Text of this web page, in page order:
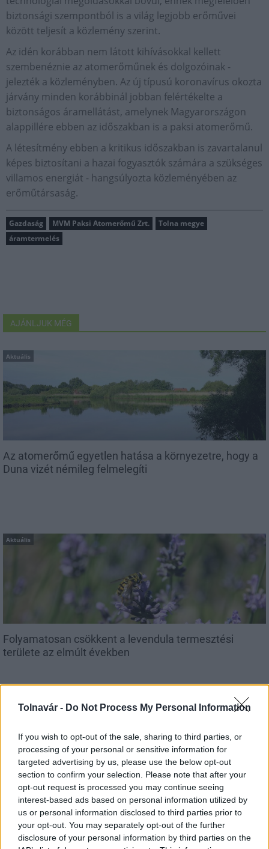
Tolnavár - Do Not Process My Personal Information
If you wish to opt-out of the sale, sharing to third parties, or
processing of your personal or sensitive information for
targeted advertising by us, please use the below opt-out
section to confirm your selection. Please note that after your
opt-out request is processed you may continue seeing
interest-based ads based on personal information utilized by
us or personal information disclosed to third parties prior to
your opt-out. You may separately opt-out of the further
disclosure of your personal information by third parties on the
biztonsági szempontból is a világ legjobb erőművei
között teljesít a közlemény szerint.
Az idén korábban nem látott kihívásokkal kellett
szembenéznie az atomerőműnek és dolgozóinak -
jelezték a közleményben. Az új típusú koronavírus okozta
járvány minden korábbinál jobban felértékelte a
biztonságos áramellátást, amelynek Magyarországon
alappillére ebben az időszakban is a paksi atomerőmű.
A létesítmény ebben a kritikus időszakban is zavartalanul
képes biztosítani a hazai fogyasztók számára a szükséges
villamos energiát - hangsúlyozta közleményében az
erőműtársaság.
Gazdaság MVM Paksi Atomerőmű Zrt.
Tolna megye
áramtermelés
AJÁNLJUK MÉG
Aktuális
Az atomerőmű egyetlen hatása a környezetre, hogy a
Duna vizét némileg felmelegíti
Aktuális
Folyamatosan csökkent a levendula termesztési
területe az elmúlt években
Működött az Országos Jégkármérséklő Rendszer a
piros riasztás alapján